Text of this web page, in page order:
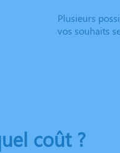
Plusieurs
vos souhaits
coût ?